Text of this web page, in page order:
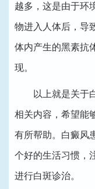
越多，这是由于环
物进入人体后，导
体内产生的黑素抗
现。
以上就是关于白
相关内容，希望能
有所帮助。白癜风
个好的生活习惯，
进行白斑诊治。